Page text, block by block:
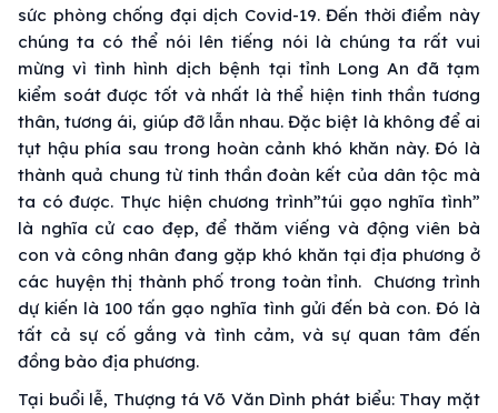
sức phòng chống đại dịch Covid-19. Đến thời điểm này
chúng ta có thể nói lên tiếng nói là chúng ta rất vui
mừng vì tình hình dịch bệnh tại tỉnh Long An đã tạm
kiểm soát được tốt và nhất là thể hiện tinh thần tương
thân, tương ái, giúp đỡ lẫn nhau. Đặc biệt là không để ai
tụt hậu phía sau trong hoàn cảnh khó khăn này. Đó là
thành quả chung từ tinh thần đoàn kết của dân tộc mà
ta có được. Thực hiện chương trình”túi gạo nghĩa tình”
là nghĩa cử cao đẹp, để thăm viếng và động viên bà
con và công nhân đang gặp khó khăn tại địa phương ở
các huyện thị thành phố trong toàn tỉnh. Chương trình
dự kiến là 100 tấn gạo nghĩa tình gửi đến bà con. Đó là
tất cả sự cố gắng và tình cảm, và sự quan tâm đến
đồng bào địa phương.
Tại buổi lễ, Thượng tá Võ Văn Dình phát biểu: Thay mặt